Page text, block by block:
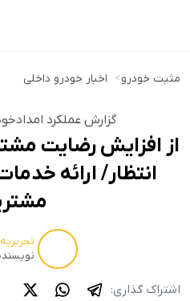
مثبت خودرو> اخبار خودرو داخلی
گزارش عملکرد
از افزایش رضایت
انتظار/ ارائه
اشتراک گذاری: